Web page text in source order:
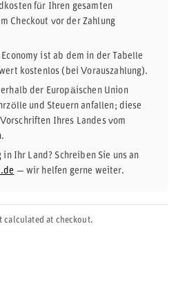
für Ihren gesamten
Checkout vor der Zahlung
ist ab dem in der Tabelle
kostenlos (bei Vorauszahlung).
der Europäischen Union
und Steuern anfallen; diese
Ihres Landes vom
in Ihr Land? Schreiben Sie uns an
— wir helfen gerne weiter.
calculated at checkout.